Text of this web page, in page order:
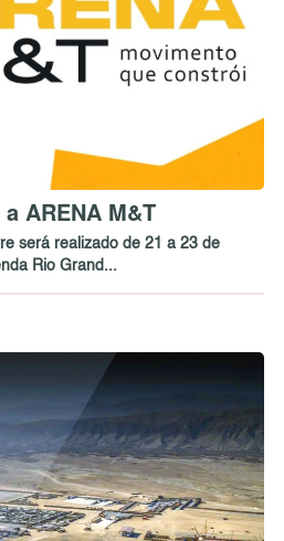
ARENA M&T
será realizado de 21 a 23 de
Rio Grand...